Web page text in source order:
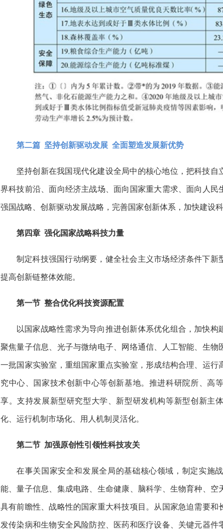
第二篇 坚持创新驱动发展 全面塑造发展新优势
坚持创新在我国现代化建设全局中的核心地位，把科技
界科技前沿、面向经济主战场、面向国家重大需求、面向人
强国战略、创新驱动发展战略，完善国家创新体系，加快建设
第四章 强化国家战略科技力量
制定科技强国行动纲要，健全社会主义市场经济条件下
提高创新链整体效能。
第一节 整合优化科技资源配置
以国家战略性需求为导向推进创新体系优化组合，加快
聚焦量子信息、光子与微纳电子、网络通信、人工智能、生
一批国家实验室，重组国家重点实验室，形成结构合理、运
究中心、国家技术创新中心等创新基地。推进科研院所、高
享。支持发展新型研究型大学、新型研发机构等新型创新主
化、运行机制市场化、用人机制灵活化。
第二节 加强原创性引领性科技攻关
在事关国家安全和发展全局的基础核心领域，制定实施
能、量子信息、集成电路、生命健康、脑科学、生物育种、
具有前瞻性、战略性的国家重大科技项目。从国家急迫需要
发传染病和生物安全风险防控、医药和医疗设备、关键元器